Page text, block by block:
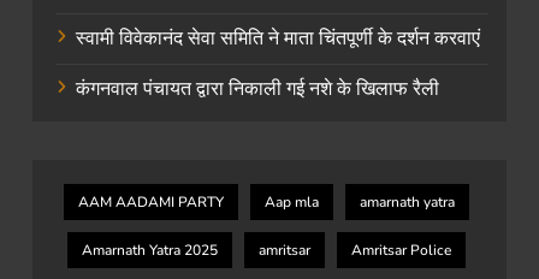
स्वामी विवेकानंद सेवा समिति ने माता चिंतपूर्णी के दर्शन करवाएं
कंगनवाल पंचायत द्वारा निकाली गई नशे के खिलाफ रैली
AAM AADAMI PARTY Aap mla amarnath yatra
Amarnath Yatra 2025 amritsar Amritsar Police